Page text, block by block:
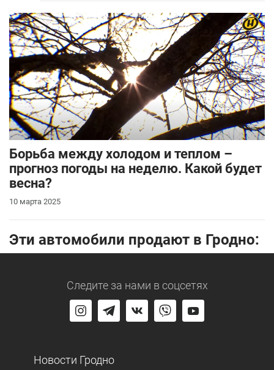
Борьба между холодом и теплом –
прогноз погоды на неделю. Какой будет
весна?
10 марта 2025
Эти автомобили продают в Гродно:
Следите за нами в соцсетях
Новости Гродно